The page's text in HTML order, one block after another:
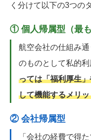
く分けて以下の3つの
① 個人帰属型（最も
航空会社の仕組み
のものとして私的利
っては「福利厚生
して機能するメリッ
② 会社帰属型
「会社の経費で得